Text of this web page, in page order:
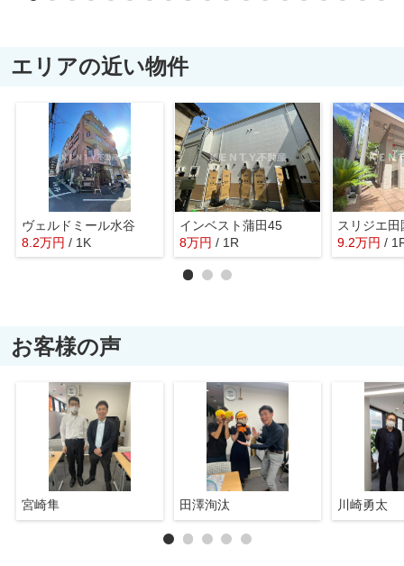
エリアの近い物件
ヴェルドミール水谷
8.2万円 / 1K
インベスト蒲田45
8万円 / 1R
スリジエ田
9.2万円 /
お客様の声
宮崎隼 田澤洵汰 川崎勇太